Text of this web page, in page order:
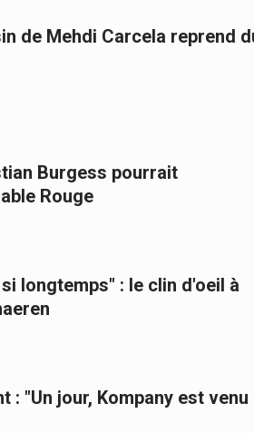
de Mehdi Carcela reprend
Burgess pourrait
Rouge
longtemps" : le clin d'oeil à
: "Un jour, Kompany est venu